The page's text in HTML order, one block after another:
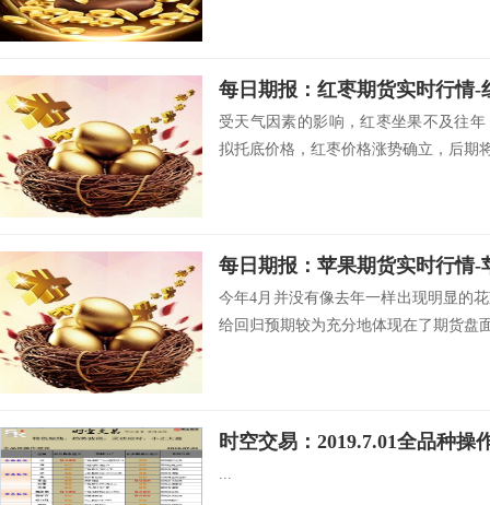
受天气因素的影响，红枣坐果不及往
拟托底价格，红枣价格涨势确立，后期
今年4月并没有像去年一样出现明显的
给回归预期较为充分地体现在了期货盘
时空交易：2019.7.01全品种操
...